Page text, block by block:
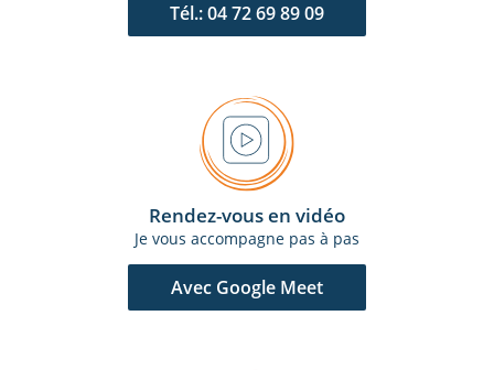
Tél.: 04 72 69 89 09
Rendez-vous en vidéo
Je vous accompagne pas à pas
Avec Google Meet